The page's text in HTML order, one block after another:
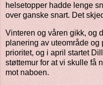
helsetopper hadde lenge
over ganske snart. Det
Vinteren og våren gikk, og
planering av uteområde og
prioritet, og i april startet
støttemur for at vi skulle få
mot naboen.